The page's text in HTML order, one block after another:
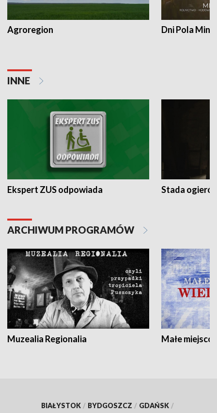
Agroregion Dni Pola
INNE
Ekspert ZUS odpowiada Stada
ARCHIWUM PROGRAMÓW
Muzealia Regionalia Małe
BIAŁYSTOK / BYDGOSZCZ / GDAŃSK /